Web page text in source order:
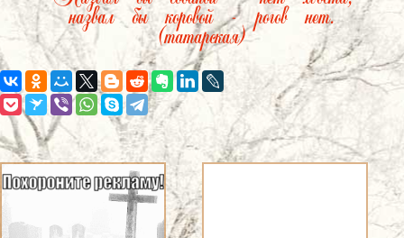
назвал бы коровой - рогов нет.
(татарская)